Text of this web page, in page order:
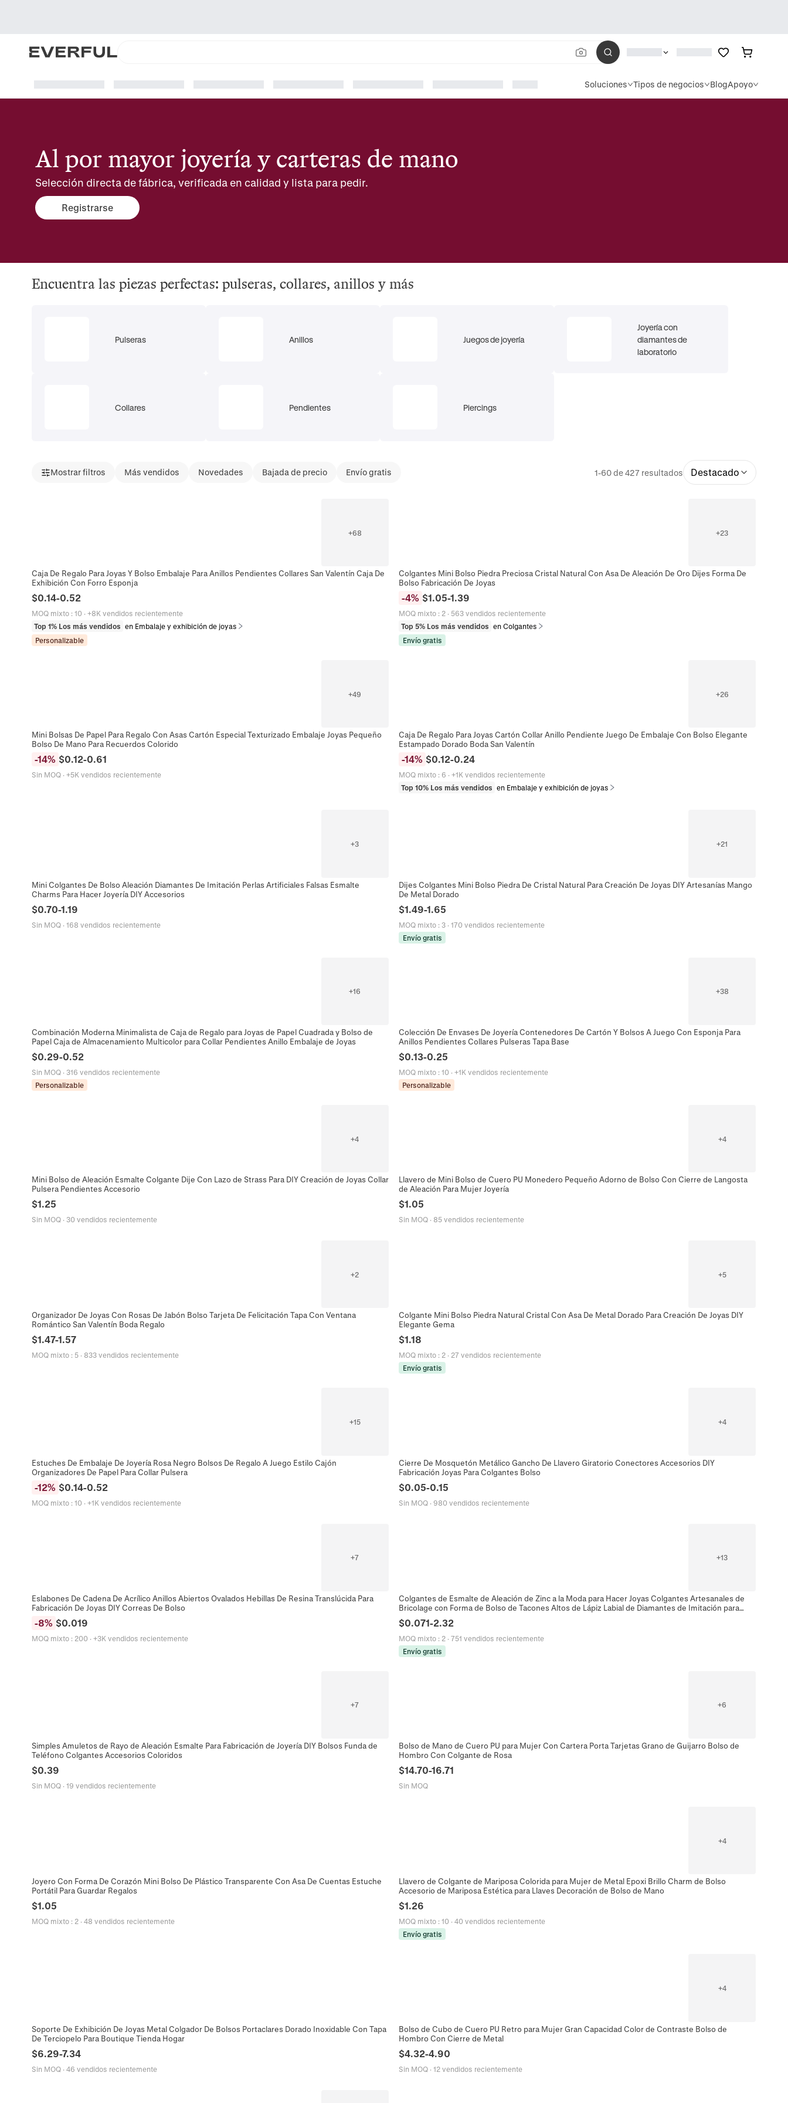
Soluciones Tipos de negocios BlogApoyo
Al por mayor joyería y carteras de mano
Selección directa de fábrica, verificada en calidad y lista para pedir.
Registrarse
Encuentra las piezas perfectas: pulseras, collares, anillos y más
Pulseras
Collares
Anillos
Pendientes
Juegos de joyería
Piercings
Joyería con
diamantes de
laboratorio
Mostrar filtros Más vendidos Novedades Bajada de precio Envío gratis 1-60 de 427 resultados Destacado
+68
Caja De Regalo Para Joyas Y Bolso Embalaje Para Anillos Pendientes Collares San Valentín Caja De
Exhibición Con Forro Esponja
$0.14-0.52
MOQ mixto: 10 · +8K vendidos recientemente
Top 1% Los más vendidos en Embalaje y exhibición de joyas
Personalizable
+23
Colgantes Mini Bolso Piedra Preciosa Cristal Natural Con Asa De Aleación De Oro Dijes Forma De
Bolso Fabricación De Joyas
-4% $1.05-1.39
MOQ mixto : 2 · 563 vendidos recientemente
Top 5% Los más vendidos en Colgantes
Envío gratis
+49
Mini Bolsas De Papel Para Regalo Con Asas Cartón Especial Texturizado Embalaje Joyas Pequeño
Bolso De Mano Para Recuerdos Colorido
-14% $0.12-0.61
Sin MOQ· +5K vendidos recientemente
+26
Caja De Regalo Para Joyas Cartón Collar Anillo Pendiente Juego De Embalaje Con Bolso Elegante
Estampado Dorado Boda San Valentín
-14% $0.12-0.24
MOQ mixto : 6 · +1K vendidos recientemente
Top 10% Los más vendidos en Embalaje y exhibición de joyas
+3
Mini Colgantes De Bolso Aleación Diamantes De Imitación Perlas Artificiales Falsas Esmalte
Charms Para Hacer Joyería DIY Accesorios
$0.70-1.19
Sin MOQ· 168 vendidos recientemente
+21
Dijes Colgantes Mini Bolso Piedra De Cristal Natural Para Creación De Joyas DIY Artesanías Mango
De Metal Dorado
$1.49-1.65
MOQ mixto : 3 · 170 vendidos recientemente
Envío gratis
+16
Combinación Moderna Minimalista de Caja de Regalo para Joyas de Papel Cuadrada y Bolso de
Papel Caja de Almacenamiento Multicolor para Collar Pendientes Anillo Embalaje de Joyas
$0.29-0.52
Sin MOQ· 316 vendidos recientemente
Personalizable
+38
Colección De Envases De Joyería Contenedores De Cartón Y Bolsos A Juego Con Esponja Para
Anillos Pendientes Collares Pulseras Tapa Base
$0.13-0.25
MOQ mixto : 10 · +1K vendidos recientemente
Personalizable
+4
Mini Bolso de Aleación Esmalte Colgante Dije Con Lazo de Strass Para DIY Creación de Joyas Collar
Pulsera Pendientes Accesorio
$1.25
Sin MOQ· 30 vendidos recientemente
+4
Llavero de Mini Bolso de Cuero PU Monedero Pequeño Adorno de Bolso Con Cierre de Langosta
de Aleación Para Mujer Joyería
$1.05
Sin MOQ · 85 vendidos recientemente
+2
Organizador De Joyas Con Rosas De Jabón Bolso Tarjeta De Felicitación Tapa Con Ventana
Romántico San Valentín Boda Regalo
$1.47-1.57
MOQ mixto: 5· 833 vendidos recientemente
+5
Colgante Mini Bolso Piedra Natural Cristal Con Asa De Metal Dorado Para Creación De Joyas DIY
Elegante Gema
$1.18
MOQ mixto : 2 · 27 vendidos recientemente
Envío gratis
+15
Estuches De Embalaje De Joyería Rosa Negro Bolsos De Regalo A Juego Estilo Cajón
Organizadores De Papel Para Collar Pulsera
-12% $0.14-0.52
MOQ mixto: 10 · +1K vendidos recientemente
+4
Cierre De Mosquetón Metálico Gancho De Llavero Giratorio Conectores Accesorios DIY
Fabricación Joyas Para Colgantes Bolso
$0.05-0.15
Sin MOQ · 980 vendidos recientemente
+7
Eslabones De Cadena De Acrílico Anillos Abiertos Ovalados Hebillas De Resina Translúcida Para
Fabricación De Joyas DIY Correas De Bolso
-8% $0.019
MOQ mixto: 200 · +3K vendidos recientemente
+13
Colgantes de Esmalte de Aleación de Zinc a la Moda para Hacer Joyas Colgantes Artesanales de
Bricolage con Forma de Bolso de Tacones Altos de Lápiz Labial de Diamantes de Imitación para
$0.071-2.32
MOQ mixto : 2 · 751 vendidos recientemente
Envío gratis
+7
Simples Amuletos de Rayo de Aleación Esmalte Para Fabricación de Joyería DIY Bolsos Funda de
Teléfono Colgantes Accesorios Coloridos
$0.39
Sin MOQ· 19 vendidos recientemente
+6
Bolso de Mano de Cuero PU para Mujer Con Cartera Porta Tarjetas Grano de Guijarro Bolso de
Hombro Con Colgante de Rosa
$14.70-16.71
Sin MOQ
Joyero Con Forma De Corazón Mini Bolso De Plástico Transparente Con Asa De Cuentas Estuche
Portátil Para Guardar Regalos
$1.05
MOQ mixto: 2· 48 vendidos recientemente
+4
Llavero de Colgante de Mariposa Colorida para Mujer de Metal Epoxi Brillo Charm de Bolso
Accesorio de Mariposa Estética para Llaves Decoración de Bolso de Mano
$1.26
MOQ mixto : 10 · 40 vendidos recientemente
Envío gratis
Soporte De Exhibición De Joyas Metal Colgador De Bolsos Portaclares Dorado Inoxidable Con Tapa
De Terciopelo Para Boutique Tienda Hogar
$6.29-7.34
Sin MOQ· 46 vendidos recientemente
+4
Bolso de Cubo de Cuero PU Retro para Mujer Gran Capacidad Color de Contraste Bolso de
Hombro Con Cierre de Metal
$4.32-4.90
Sin MOQ · 12 vendidos recientemente